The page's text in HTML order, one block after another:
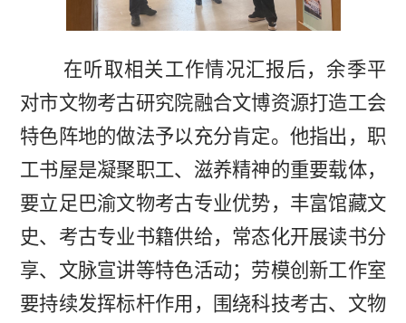
在听取相关工作情况汇报后，余季平
对市文物考古研究院融合文博资源打造工会
特色阵地的做法予以充分肯定。他指出，职
工书屋是凝聚职工、滋养精神的重要载体，
要立足巴渝文物考古专业优势，丰富馆藏文
史、考古专业书籍供给，常态化开展读书分
享、文脉宣讲等特色活动；劳模创新工作室
要持续发挥标杆作用，围绕科技考古、文物